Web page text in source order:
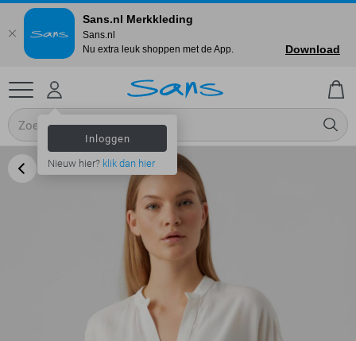
Inloggen
Nieuw hier? klik dan hier
Sans.nl Merkkleding
Sans.nl
Nu extra leuk shoppen met de App.
Download